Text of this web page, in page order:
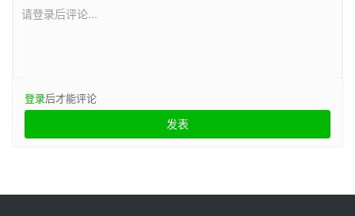
请登录后评论...
登录后才能评论